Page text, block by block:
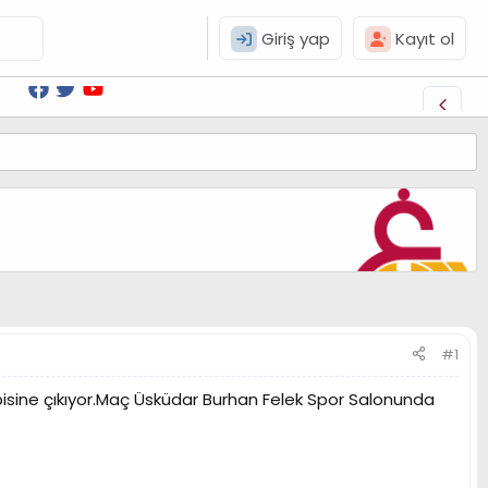
Giriş yap Kayıt ol
#1
çıkıyor.Maç Üsküdar Burhan Felek Spor Salonunda